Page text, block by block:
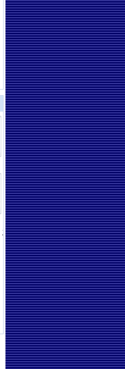
意甲|卡卢卢破门伊尔迪兹建功 尤文2-